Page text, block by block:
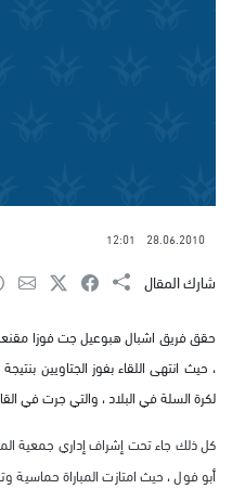
28.06.2010
12:01
شارك المقال
لكرة السلة في البلاد ، والتي جرت في
كل ذلك جاء تحت إشراف إداري جمعية
أبو فول ، حيث امتازت المباراة